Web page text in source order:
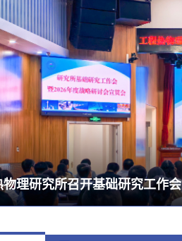
物理研究所“大规模先进压缩
物理所举办庆祝建党105周年党
物理所圆满完成党委、纪委换
物理研究所召开基础研究工作
功正当时，逐梦扬帆启新程